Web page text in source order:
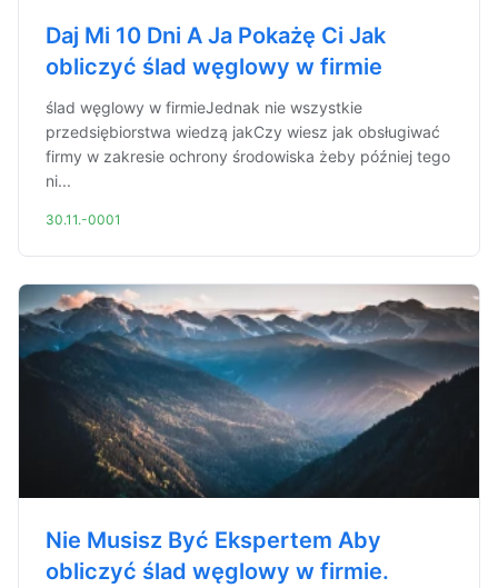
Daj Mi 10 Dni A Ja Pokażę Ci Jak
obliczyć ślad węglowy w firmie
ślad węglowy w firmieJednak nie wszystkie
przedsiębiorstwa wiedzą jakCzy wiesz jak obsługiwać
firmy w zakresie ochrony środowiska żeby później tego
ni...
30.11.-0001
Nie Musisz Być Ekspertem Aby
obliczyć ślad węglowy w firmie.